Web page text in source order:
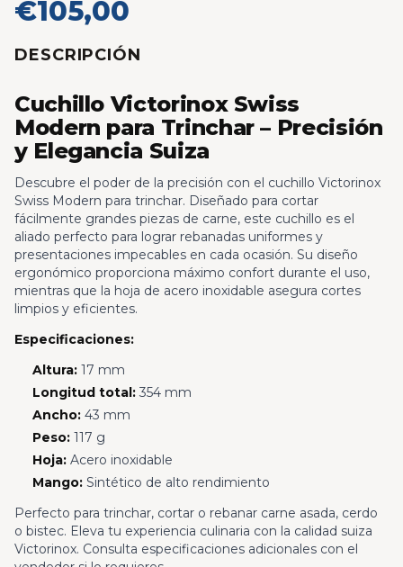
€105,00
DESCRIPCIÓN
Cuchillo Victorinox Swiss
Modern para Trinchar – Precisión
y Elegancia Suiza
Descubre el poder de la precisión con el cuchillo Victorinox
Swiss Modern para trinchar. Diseñado para cortar
fácilmente grandes piezas de carne, este cuchillo es el
aliado perfecto para lograr rebanadas uniformes y
presentaciones impecables en cada ocasión. Su diseño
ergonómico proporciona máximo confort durante el uso,
mientras que la hoja de acero inoxidable asegura cortes
limpios y eficientes.
Especificaciones:
Altura:17 mm
Longitud total:354 mm
Ancho:43 mm
Peso:117 g
Hoja:Acero inoxidable
Mango:Sintético de alto rendimiento
Perfecto para trinchar, cortar o rebanar carne asada, cerdo
o bistec. Eleva tu experiencia culinaria con la calidad suiza
Victorinox. Consulta especificaciones adicionales con el